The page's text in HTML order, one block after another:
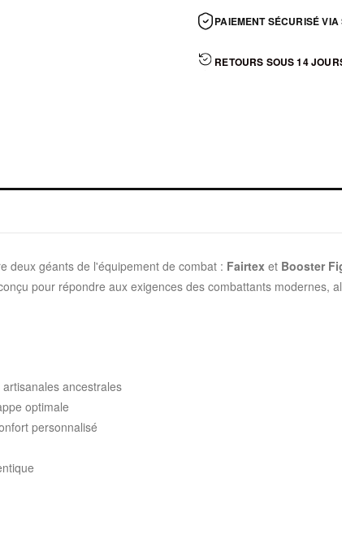
PAIEMENT SÉCURISÉ VIA
RETOURS SOUS 14
deux géants de l'équipement de combat : Fairtex et Booster
pour répondre aux exigences des combattants modernes,
ancestrales
optimale
personnalisé